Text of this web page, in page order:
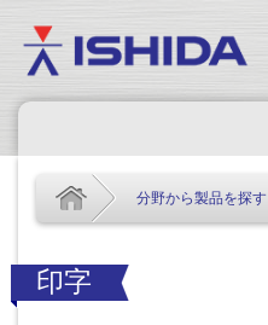
会社概要
会社情報
分野から製品を探す
印字